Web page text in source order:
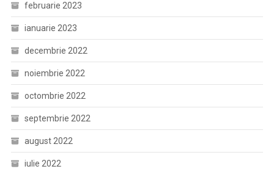
februarie 2023
ianuarie 2023
decembrie 2022
noiembrie 2022
octombrie 2022
septembrie 2022
august 2022
iulie 2022